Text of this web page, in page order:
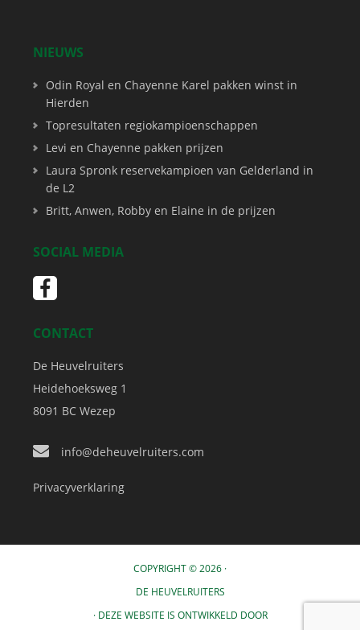
NIEUWS
Odin Royal en Chayenne Karel pakken winst in
Hierden
Topresultaten regiokampioenschappen
Levi en Chayenne pakken prijzen
Laura Spronk reservekampioen van Gelderland in
de L2
Britt, Anwen, Robby en Elaine in de prijzen
SOCIAL MEDIA
CONTACT
De Heuvelruiters
Heidehoeksweg 1
8091 BC Wezep
info@deheuvelruiters.com
Privacyverklaring
COPYRIGHT © 2026 ·
DE HEUVELRUITERS
· DEZE WEBSITE IS ONTWIKKELD DOOR